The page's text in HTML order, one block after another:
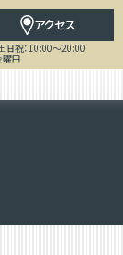
アクセス
日祝：10:00～20:00
曜日